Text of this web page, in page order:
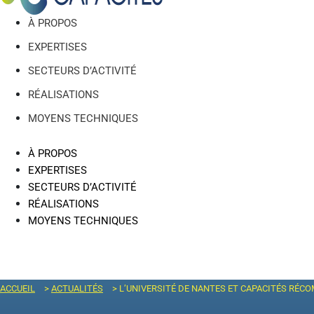
À PROPOS
EXPERTISES
SECTEURS D’ACTIVITÉ
RÉALISATIONS
MOYENS TECHNIQUES
À PROPOS
EXPERTISES
SECTEURS D’ACTIVITÉ
RÉALISATIONS
MOYENS TECHNIQUES
ACCUEIL > ACTUALITÉS > L’UNIVERSITÉ DE NANTES ET CAPACITÉS